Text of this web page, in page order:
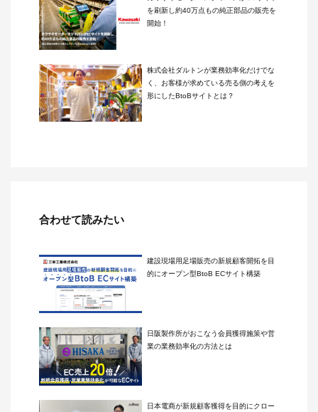
を刷新し約40万点もの純正部品の販売を
開始！
株式会社ダルトンが業務効率化だけでな
く、お客様が求めている売る側の考えを
形にしたBtoBサイトとは？
合わせて読みたい
建設現場用足場販売の新規顧客開拓を目
的にオープン型BtoB ECサイト構築
日阪製作所がおこなう会員獲得施策や営
業の業務効率化の方法とは
日本電商が新規顧客獲得を目的にクロー